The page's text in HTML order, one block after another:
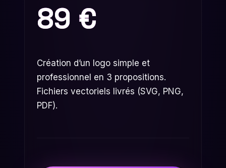
89 €
Création d’un logo simple et
professionnel en 3 propositions.
Fichiers vectoriels livrés (SVG, PNG,
PDF).